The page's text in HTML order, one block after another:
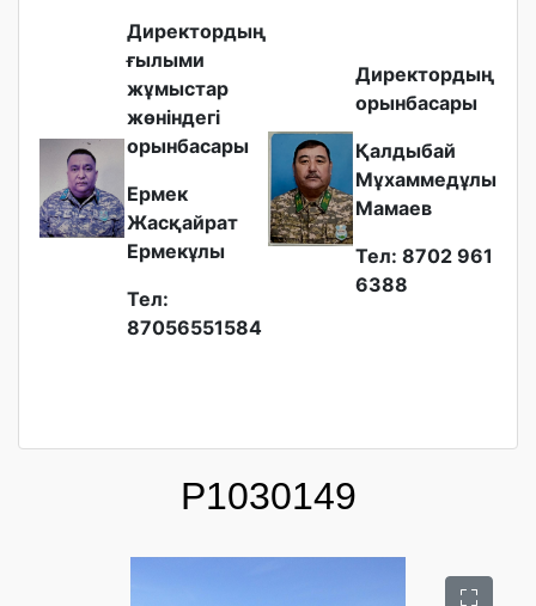
Директордың
ғылыми
жұмыстар
жөніндегі
орынбасары
Ермек
Жасқайрат
Ермекұлы
Тел:
87056551584
Директордың
орынбасары
Қалдыбай
Мұхаммедұлы
Мамаев
Тел: 8702 961
6388
P1030149